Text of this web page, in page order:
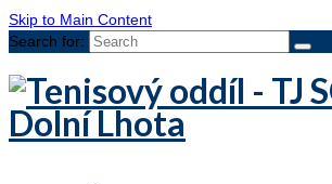
Skip to Main Content
Search for: